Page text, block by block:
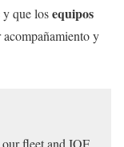
y que losequipos
y
fleet and IOF